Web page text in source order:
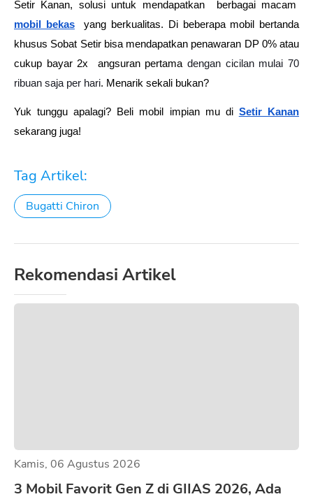
mobil bekas
yang berkualitas. Di beberapa mobil bertanda
khusus Sobat Setir bisa mendapatkan penawaran DP 0% atau
cukup bayar 2x  angsuran pertama dengan cicilan mulai 70
ribuan saja per hari. Menarik sekali bukan?
Yuk tunggu apalagi? Beli mobil impian mu di Setir Kanan
sekarang juga!
Tag Artikel:
Bugatti Chiron
Rekomendasi Artikel
Kamis, 06 Agustus 2026
3 Mobil Favorit Gen Z di GIIAS 2026, Ada